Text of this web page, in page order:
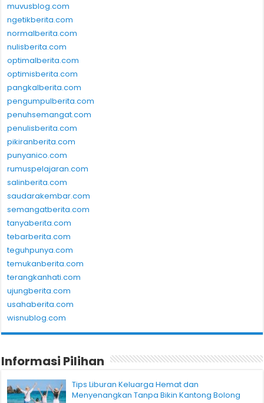
muvusblog.com
ngetikberita.com
normalberita.com
nulisberita.com
optimalberita.com
optimisberita.com
pangkalberita.com
pengumpulberita.com
penuhsemangat.com
penulisberita.com
pikiranberita.com
punyanico.com
rumuspelajaran.com
salinberita.com
saudarakembar.com
semangatberita.com
tanyaberita.com
tebarberita.com
teguhpunya.com
temukanberita.com
terangkanhati.com
ujungberita.com
usahaberita.com
wisnublog.com
Informasi Pilihan
Tips Liburan Keluarga Hemat dan
Menyenangkan Tanpa Bikin Kantong Bolong